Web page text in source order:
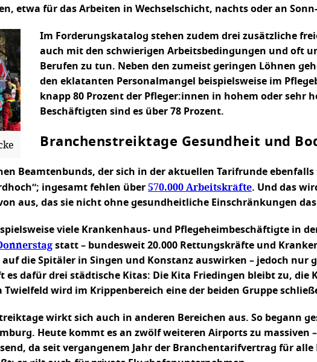
etwa für das Arbeiten in Wechselschicht, nachts oder an
Im Forderungskatalog stehen zudem drei zusätzliche
auch mit den schwierigen Arbeitsbedingungen und oft
Berufen zu tun. Neben den zumeist geringen Löhnen
den eklatanten Personalmangel beispielsweise im
knapp 80 Prozent der Pfleger:innen in hohem oder sehr
Beschäftigten sind es über 78 Prozent.
Branchenstreiktage Gesundheit und
Beamtenbunds, der sich in der aktuellen Tarifrunde
ingesamt fehlen über 570.000 Arbeitskräfte. Und das
aus, das sie nicht ohne gesundheitliche Einschränkungen
viele Krankenhaus- und Pflegeheimbeschäftigte in
statt – bundesweit 20.000 Rettungskräfte und
auf die Spitäler in Singen und Konstanz auswirken – jedoch
dafür drei städtische Kitas: Die Kita Friedingen bleibt zu, die
wird im Krippenbereich eine der beiden Gruppe
wirkt sich auch in anderen Bereichen aus. So begann
Heute kommt es an zwölf weiteren Airports zu massiven
da seit vergangenem Jahr der Branchentarifvertrag für